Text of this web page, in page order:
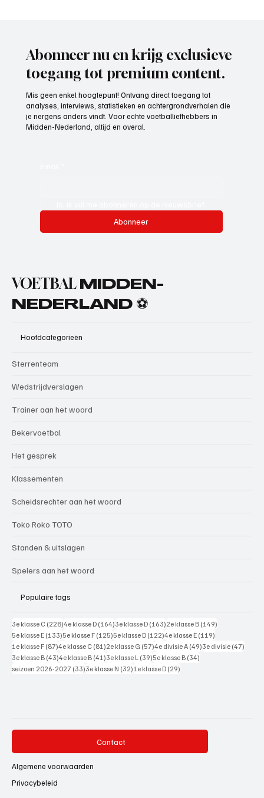
Abonneer nu en krijg exclusieve
toegang tot premium content.
Mis geen enkel hoogtepunt! Ontvang direct toegang tot
analyses, interviews, statistieken en achtergrondverhalen die
je nergens anders vindt. Voor echte voetballiefhebbers in
Midden-Nederland, altijd en overal.
Abonneer
VOETBAL MIDDEN-
NEDERLAND ⚽
Hoofdcategorieën
Sterrenteam
Wedstrijdverslagen
Trainer aan het woord
Bekervoetbal
Het gesprek
Klassementen
Scheidsrechter aan het woord
Toko Roko TOTO
Standen & uitslagen
Spelers aan het woord
Populaire tags
3e klasse C (228)228 posts
4e klasse D (164)164 posts
3e klasse D (163)163 posts
2e klasse B (149)
5e klasse E (133)133 posts
5e klasse F (125)125 posts
5e klasse D (122)122 posts
4e klasse E (119)
1e klasse F (87)87 posts
4e klasse C (81)81 posts
2e klasse G (57)57 posts
4e divisie A (49)49 posts
3e divisie (47)
3e klasse B (43)43 posts
4e klasse B (41)41 posts
3e klasse L (39)39 posts
5e klasse B (34)
seizoen 2026-2027 (33)33 posts
3e klasse N (32)32 posts
1e klasse D (29)
Contact
Algemene voorwaarden
Privacybeleid